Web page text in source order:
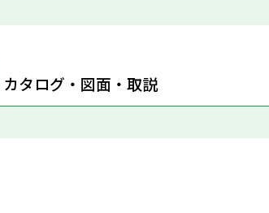
カタログ・図面・取説